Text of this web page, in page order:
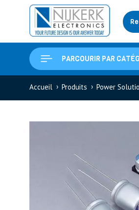
PARCOURIR PAR
Accueil Produits Power